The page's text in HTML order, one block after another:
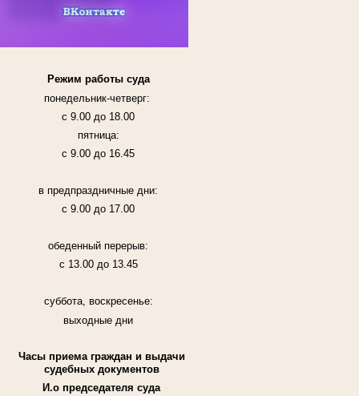
Режим работы суда
понедельник-четверг:
с 9.00 до 18.00
пятница:
с 9.00 до 16.45
в предпраздничные дни:
с 9.00 до 17.00
обеденный перерыв:
с 13.00 до 13.45
суббота, воскресенье:
выходные дни
Часы приема граждан и выдачи
судебных документов
И.о председателя суда